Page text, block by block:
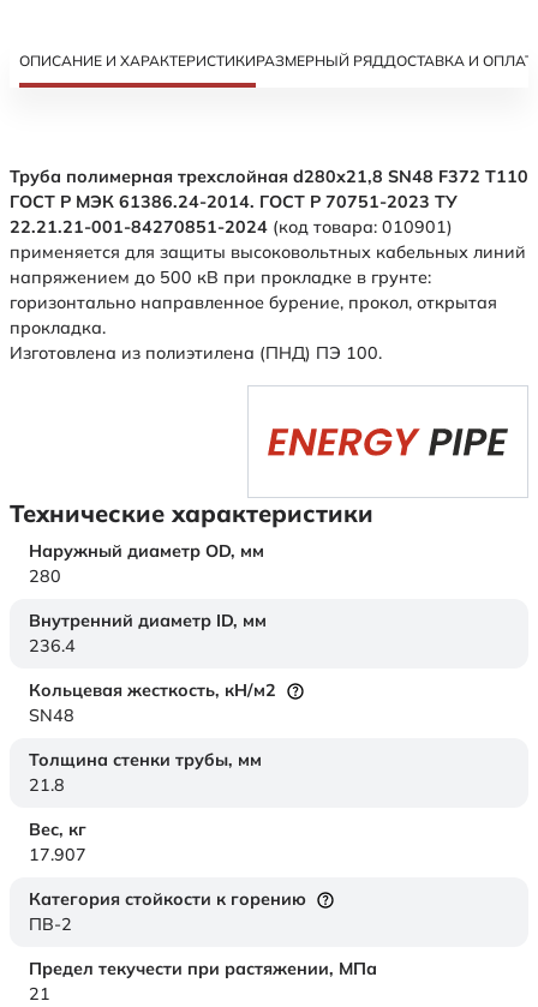
ОПИСАНИЕ И ХАРАКТЕРИСТИКИРАЗМЕРНЫЙ РЯДДОСТАВКА И
Труба полимерная трехслойная d280х21,8 SN48 F372 Т110
ГОСТ Р МЭК 61386.24-2014. ГОСТ Р 70751-2023 ТУ
22.21.21-001-84270851-2024 (код товара: 010901)
применяется для защиты высоковольтных кабельных линий
напряжением до 500 кВ при прокладке в грунте:
горизонтально направленное бурение, прокол, открытая
прокладка.
Изготовлена из полиэтилена (ПНД) ПЭ 100.
Технические характеристики
Наружный диаметр OD, мм
280
Внутренний диаметр ID, мм
236.4
Кольцевая жесткость, кН/м2
SN48
Толщина стенки трубы, мм
21.8
Вес, кг
17.907
Категория стойкости к горению
ПВ-2
Предел текучести при растяжении, МПа
21